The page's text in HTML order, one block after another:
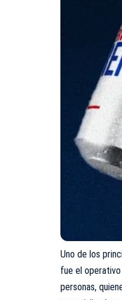
Uno de los
fue el
personas,